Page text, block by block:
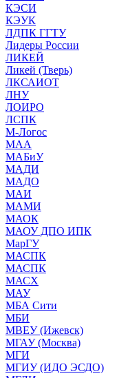
КЭСИ
КЭУК
ЛДПК ГГТУ
Лидеры России
ЛИКЕЙ
Ликей (Тверь)
ЛКСАИОТ
ЛНУ
ЛОИРО
ЛСПК
М-Логос
МАА
МАБиУ
МАДИ
МАДО
МАИ
МАМИ
МАОК
МАОУ ДПО ИПК
МарГУ
МАСПК
МАСПК
МАСХ
МАУ
МБА Сити
МБИ
МВЕУ (Ижевск)
МГАУ (Москва)
МГИ
МГИУ (ИДО ЭСДО)